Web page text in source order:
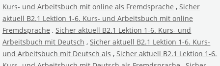
Kurs- und Arbeitsbuch mit online als Fremdsprache , Sicher
aktuell B2.1 Lektion 1-6. Kurs- und Arbeitsbuch mit online
Fremdsprache , Sicher aktuell B2.1 Lektion 1-6. Kurs- und
Arbeitsbuch mit Deutsch , Sicher aktuell B2.1 Lektion 1-6. Kurs-
und Arbeitsbuch mit Deutsch als , Sicher aktuell B2.1 Lektion 1-6.